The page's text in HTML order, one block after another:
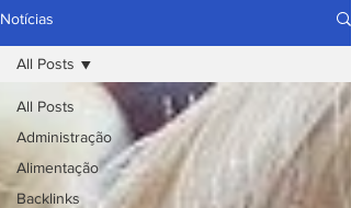
Notícias
All Posts
Administração
Alimentação
Backlinks
All Posts